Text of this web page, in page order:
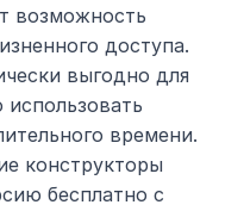
возможность
доступа.
выгодно для
использовать
времени.
конструкторы
бесплатно с